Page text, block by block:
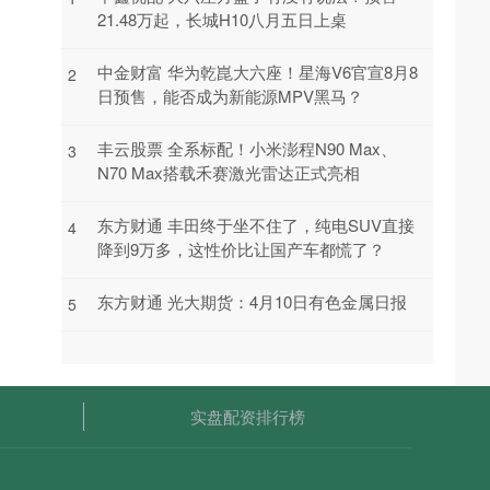
21.48万起，长城H10八月五日上桌
2
中金财富 华为乾崑大六座！星海V6官宣8月8
日预售，能否成为新能源MPV黑马？
3
丰云股票 全系标配！小米澎程N90 Max、
N70 Max搭载禾赛激光雷达正式亮相
4
东方财通 丰田终于坐不住了，纯电SUV直接
降到9万多，这性价比让国产车都慌了？
5 东方财通 光大期货：4月10日有色金属日报
实盘配资排行榜